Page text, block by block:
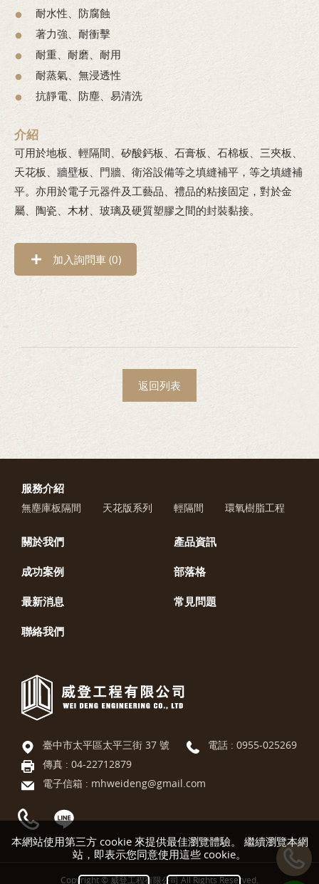
耐水性、防腐蝕
著力強、耐衝擊
耐重、耐磨、耐用
耐蒸氣、無浸透性
抗靜電、防塵、易清洗
介紹
可用於地板、輕隔間、矽酸鈣板、石膏板、石棉板、三夾板、
天花板、牆壁板、門牆、衛浴設備等之填縫補平，等之填縫補
平。亦用於電子元器件及工藝品、禮品的粘接固定，對於金
屬、陶瓷、木材、玻璃及硬質塑膠之間的封裝黏接。
加入詢問車 (0)
返回列表
本網站使用第三方 cookie 來提供最佳瀏覽體驗。 繼續瀏覽本網
站，即表示您同意使用這些 cookie。
服務介紹
無塵庫板隔間 天花版系列 輕隔間 環氧樹脂工程
關於我們 產品資訊
成功案例 部落格
最新消息 常見問題
聯絡我們
臺中市太平區太平三街 37 號 電話 : 0955-025269
傳真 : 04-22712879
電子信箱 : mhweideng@gmail.com
Copyright © 威登工程有限公司 All Rights Reserved.